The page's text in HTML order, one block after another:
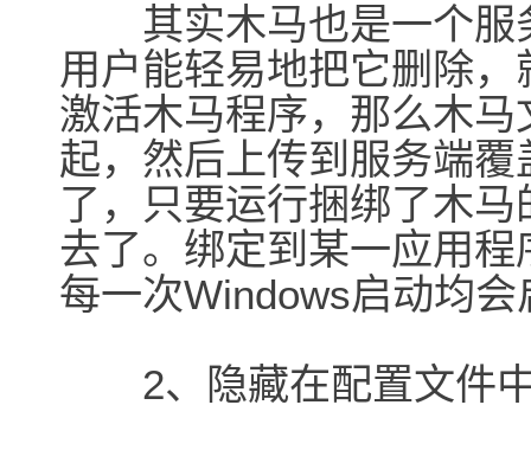
其实木马也是一个服
用户能轻易地把它删除
激活木马程序，那么木
起，然后上传到服务端
了，只要运行捆绑了木
去了。绑定到某一应用
每一次Windows启动均会
2、隐藏在配置文件